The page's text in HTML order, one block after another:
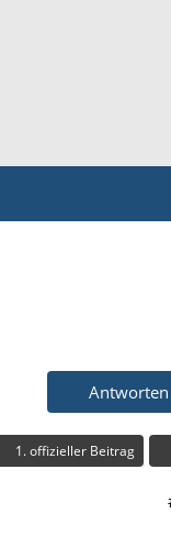
Antworten
1. offizieller Beitrag